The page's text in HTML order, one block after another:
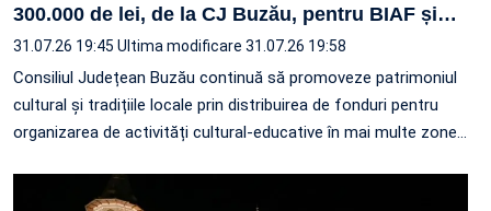
300.000 de lei, de la CJ Buzău, pentru BIAF și…
31.07.26 19:45 Ultima modificare 31.07.26 19:58
Consiliul Județean Buzău continuă să promoveze patrimoniul
cultural și tradițiile locale prin distribuirea de fonduri pentru
organizarea de activități cultural-educative în mai multe zone…